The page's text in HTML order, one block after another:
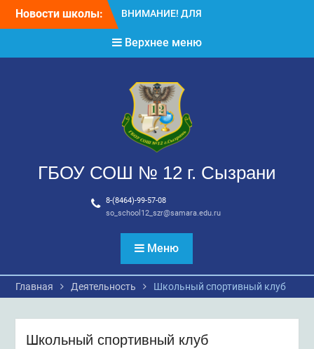
Новости школы:
ВНИМАНИЕ!!! Летний
Верхнее меню
ГБОУ СОШ № 12 г. Сызрани
8-(8464)-99-57-08
so_school12_szr@samara.edu.ru
Меню
Главная Деятельность Школьный спортивный клуб
Школьный спортивный клуб